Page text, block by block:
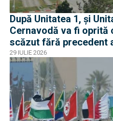
După Unitatea 1, și
Cernavodă va fi oprită
scăzut fără precedent
29 IULIE 2026